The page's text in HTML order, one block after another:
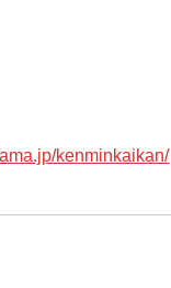
kenminkaikan/